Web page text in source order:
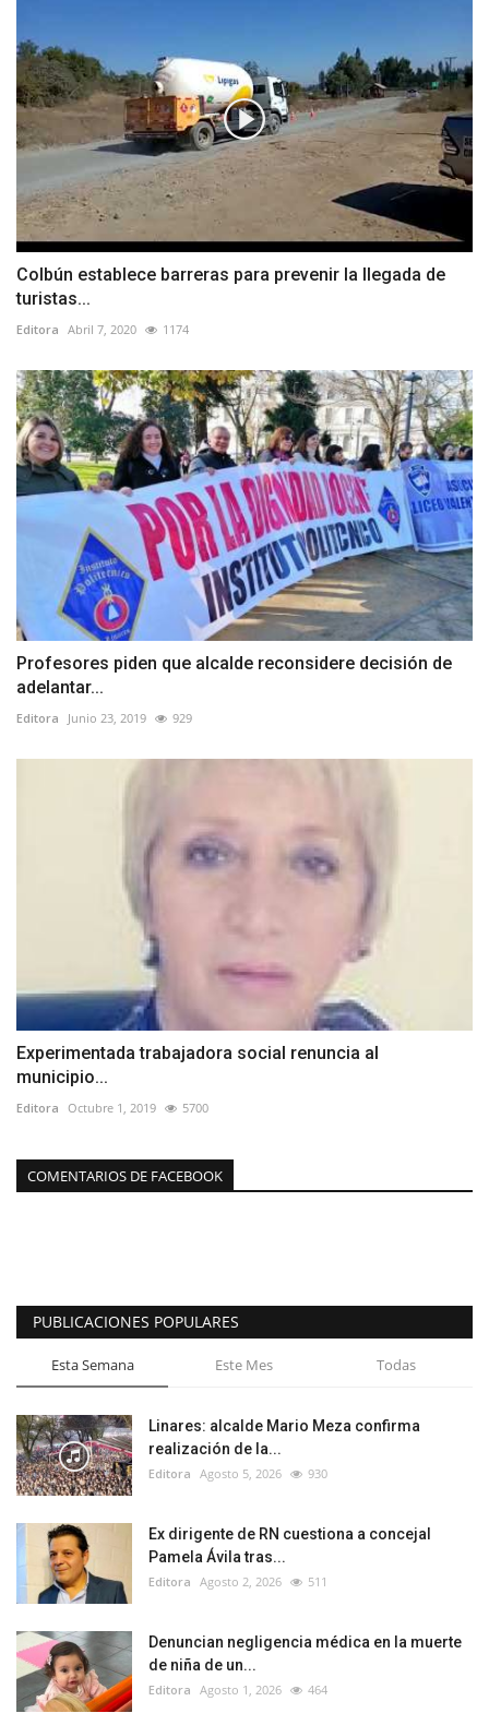
Colbún establece barreras para prevenir la llegada de
turistas...
Editora Abril 7, 2020 1174
Profesores piden que alcalde reconsidere decisión de
adelantar...
Editora Junio 23, 2019 929
Experimentada trabajadora social renuncia al
municipio...
Editora Octubre 1, 2019 5700
COMENTARIOS DE FACEBOOK
PUBLICACIONES POPULARES
Esta Semana Este Mes Todas
Linares: alcalde Mario Meza confirma
realización de la...
Editora Agosto 5, 2026 930
Ex dirigente de RN cuestiona a concejal
Pamela Ávila tras...
Editora Agosto 2, 2026 511
Denuncian negligencia médica en la muerte
de niña de un...
Editora Agosto 1, 2026 464